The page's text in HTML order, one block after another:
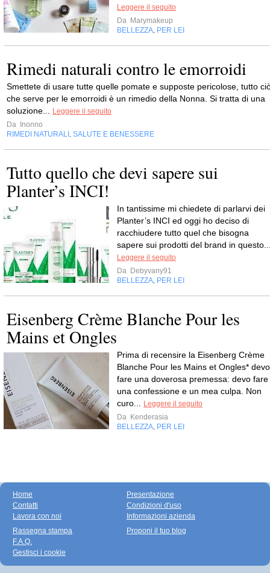
Leggere il seguito
Da Marymakeup
BELLEZZA PER LEI
Rimedi naturali contro le emorroidi
Smettete di usare tutte quelle pomate e supposte pericolose, tutto
che serve per le emorroidi è un rimedio della Nonna. Si tratta di una
soluzione...
Leggere il seguito
Da
Inonno
RIMEDI NATURALI
SALUTE E BENESSERE
Tutto quello che devi sapere sui
Planter’s INCI!
In tantissime mi chiedete di parlarvi dei
Planter’s INCI ed oggi ho deciso di
racchiudere tutto quel che bisogna
sapere sui prodotti del brand in
Leggere il seguito
Da Debyvany91
BELLEZZA PER LEI
Eisenberg Crème Blanche Pour les
Mains et Ongles
Prima di recensire la Eisenberg Crème
Blanche Pour les Mains et Ongles* devo
fare una doverosa premessa: devo fare
una confessione e un mea culpa. Non
curo...
Leggere il seguito
Da Kenderasia
BELLEZZA PER LEI
Home
Contatti
Lavora con noi
Presentazione
Condizioni d'uso
Informazioni azienda
Rassegna stampa
F.A.Q.
Gestisci i cookie
Proponi il tuo blog